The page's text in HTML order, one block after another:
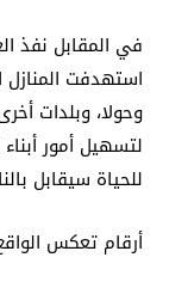
في المقابل نفذ
استهدفت المنازل
وحولا، وبلدات
لتسهيل أمور
للحياة سيقابل
أرقام تعكس